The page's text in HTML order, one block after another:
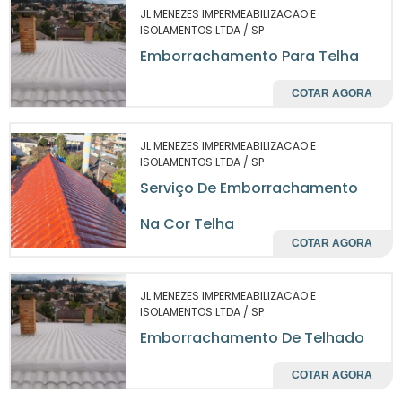
químicos é constante. Com isso, as empresas
podem reduzir custos com manutenção e
reposição, além de oferecer uma garantia de
qualidade e durabilidade aos seus clientes.
emborrachada proporciona um toque macio
e confortável, oferecendo uma experiência
tátil diferenciada. A estética também não fica
de fora, pois a tonalidade telha é sofisticada e
pode ser facilmente integrada a diferentes
estilos de produtos, desde equipamentos
industriais até itens de decoração.
APLICAÇÕES DO
EMBORRACHAMENTO NA
COR TELHA
JL MENEZES IMPERMEABILIZACAO E
ISOLAMENTOS LTDA / SP
Emborrachamento Para Telha
COTAR AGORA
JL MENEZES IMPERMEABILIZACAO E
ISOLAMENTOS LTDA / SP
Serviço De Emborrachamento
Na Cor Telha
COTAR AGORA
JL MENEZES IMPERMEABILIZACAO E
ISOLAMENTOS LTDA / SP
Emborrachamento De Telhado
COTAR AGORA